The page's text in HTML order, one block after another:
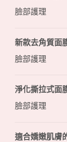
臉部護理
新款去角質面
臉部護理
淨化撕拉式面
臉部護理
適合嬌嫩肌膚